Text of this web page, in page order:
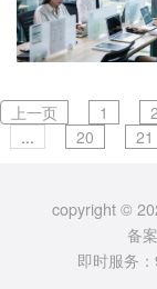
上一页 1 2
...
20 21
copyright ©
备
即时服务